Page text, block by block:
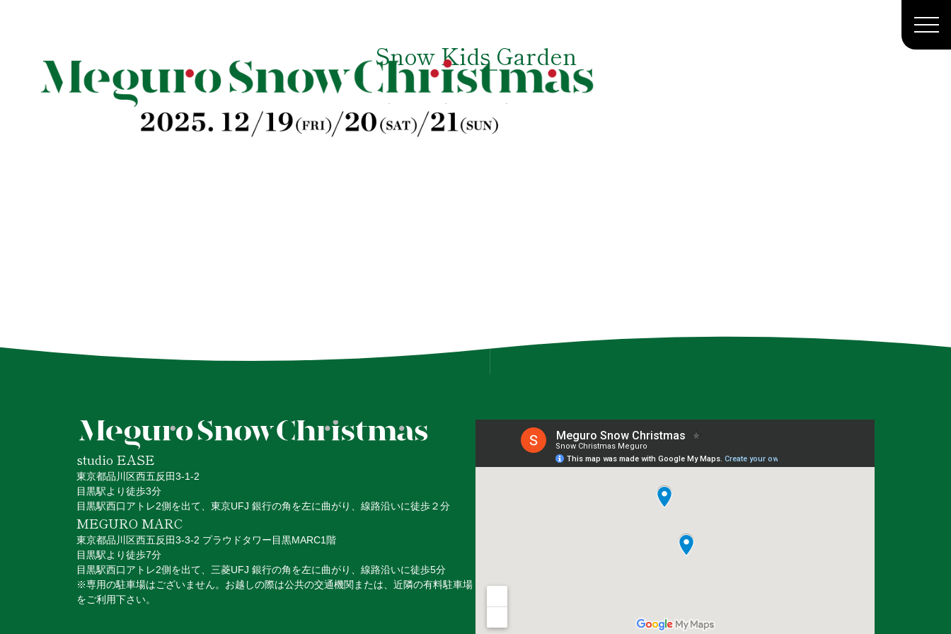
Snow Kids Garden
studio EASE
東京都品川区西五反田3-1-2
目黒駅より徒歩3分
目黒駅西口アトレ2側を出て、 東京UFJ 銀行の角を左に曲がり、 線路沿いに徒歩２分
MEGURO MARC
東京都品川区⻄五反田3-3-2 プラウドタワー目黒MARC1階
目黒駅より徒歩7分
目黒駅西口アトレ2側を出て、三菱UFJ 銀行の角を左に曲がり、線路沿いに徒歩5分
※専用の駐車場はございません。お越しの際は公共の交通機関または、近隣の有料駐車場
をご利用下さい。